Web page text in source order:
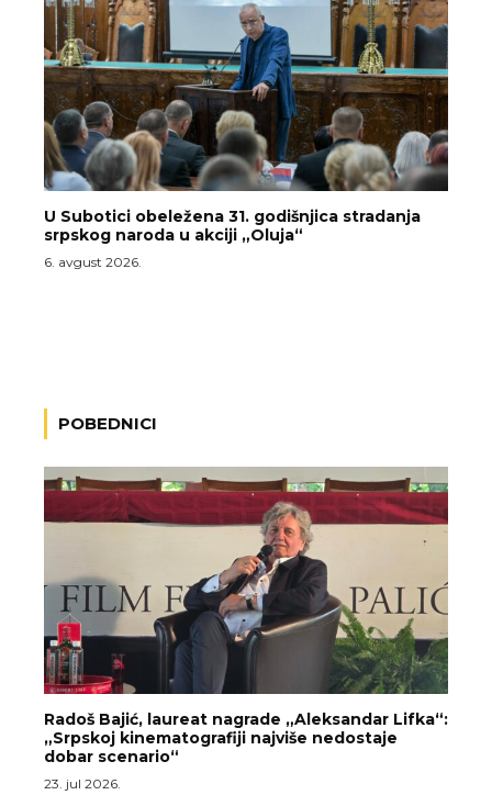
U Subotici obeležena 31. godišnjica stradanja
srpskog naroda u akciji „Oluja“
6. avgust 2026.
POBEDNICI
Radoš Bajić, laureat nagrade „Aleksandar Lifka“:
„Srpskoj kinematografiji najviše nedostaje
dobar scenario“
23. jul 2026.